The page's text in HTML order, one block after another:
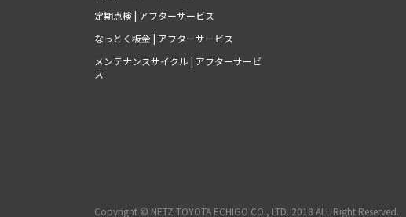
定期点検 | アフターサービス
なっとく板金 | アフターサービス
メンテナンスサイクル | アフターサービ
ス
Copyright © NETZ TOYOTA ECHIGO CO., LTD. 2018 ALL Right Reserved.